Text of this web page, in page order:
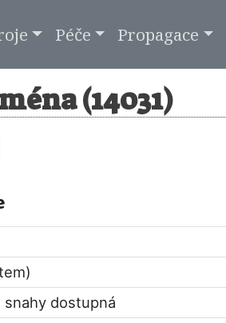
Péče Propagace
(14031)
dostupná